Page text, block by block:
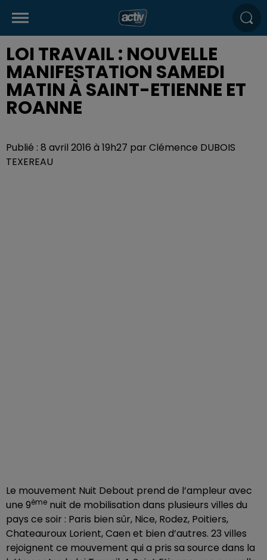
LOI TRAVAIL : NOUVELLE
MANIFESTATION SAMEDI
MATIN À SAINT-ETIENNE ET
ROANNE
Publié : 8 avril 2016 à 19h27 par Clémence DUBOIS
TEXEREAU
Le mouvement Nuit Debout prend de l’ampleur avec
une 9ème nuit de mobilisation dans plusieurs villes du
pays ce soir : Paris bien sûr, Nice, Rodez, Poitiers,
Chateauroux Lorient, Caen et bien d’autres. 23 villes
rejoignent ce mouvement qui a pris sa source dans la